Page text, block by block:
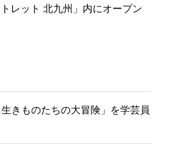
トレット 北九州」内にオープン
きものたちの大冒険」を学芸員